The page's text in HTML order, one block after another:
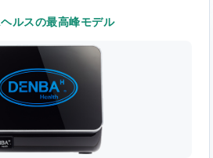
ルスの最高峰モデル